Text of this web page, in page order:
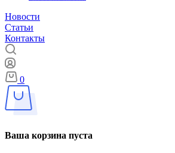
Новости
Статьи
Контакты
0
Ваша корзина пуста